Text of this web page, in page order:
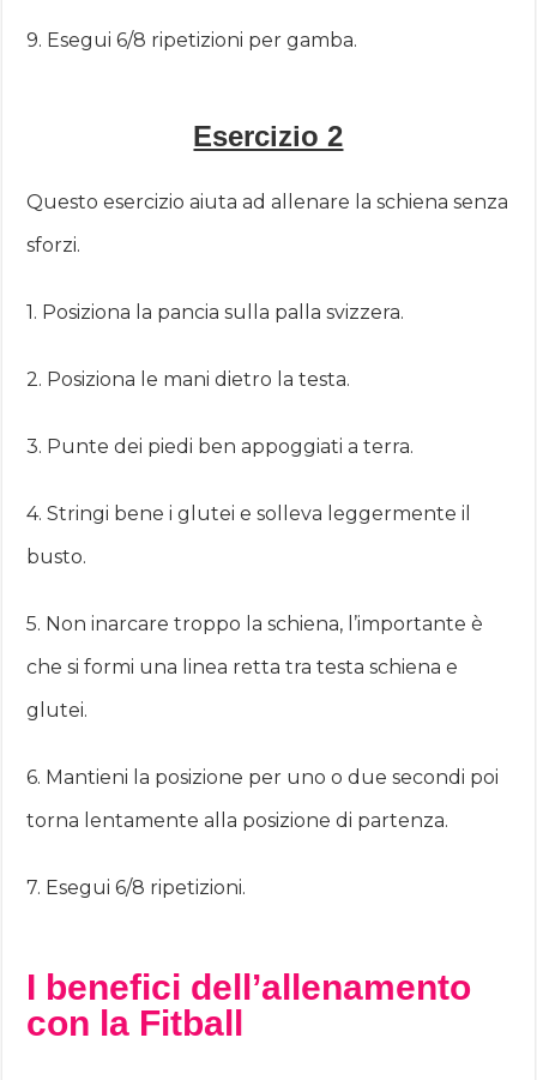
9. Esegui 6/8 ripetizioni per gamba.
Esercizio 2
Questo esercizio aiuta ad allenare la schiena senza
sforzi.
1. Posiziona la pancia sulla palla svizzera.
2. Posiziona le mani dietro la testa.
3. Punte dei piedi ben appoggiati a terra.
4. Stringi bene i glutei e solleva leggermente il
busto.
5. Non inarcare troppo la schiena, l’importante è
che si formi una linea retta tra testa schiena e
glutei.
6. Mantieni la posizione per uno o due secondi poi
torna lentamente alla posizione di partenza.
7. Esegui 6/8 ripetizioni.
I benefici dell’allenamento
con la Fitball